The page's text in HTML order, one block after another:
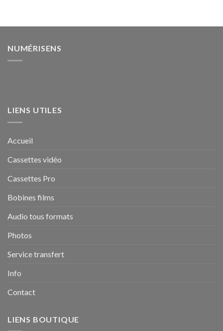
NUMÉRISENS
LIENS UTILES
Accueil
Cassettes vidéo
Cassettes Pro
Bobines films
Audio tous formats
Photos
Service transfert
Info
Contact
LIENS BOUTIQUE